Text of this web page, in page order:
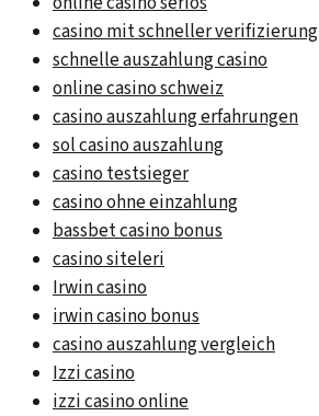
casino mit schneller verifizierung
schnelle auszahlung casino
online casino schweiz
casino auszahlung erfahrungen
sol casino auszahlung
casino testsieger
casino ohne einzahlung
bassbet casino bonus
casino siteleri
Irwin casino
irwin casino bonus
casino auszahlung vergleich
Izzi casino
izzi casino online